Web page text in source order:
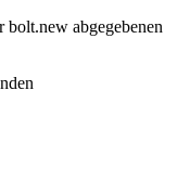
bolt.new abgegebenen